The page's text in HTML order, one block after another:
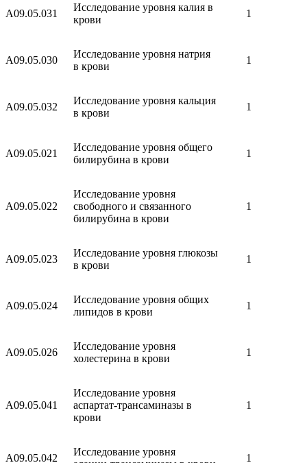
A09.05.031
Исследование уровня калия в
крови
1
A09.05.030
Исследование уровня натрия
в крови
1
A09.05.032
Исследование уровня кальция
в крови
1
A09.05.021
Исследование уровня общего
билирубина в крови
1
A09.05.022
Исследование уровня
свободного и связанного
билирубина в крови
1
A09.05.023
Исследование уровня глюкозы
в крови
1
A09.05.024
Исследование уровня общих
липидов в крови
1
A09.05.026
Исследование уровня
холестерина в крови
1
A09.05.041
Исследование уровня
аспартат-трансаминазы в
крови
1
A09.05.042
Исследование уровня
1